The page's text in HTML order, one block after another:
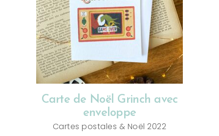
AJOUTER AU PANIER
Carte de Noël Grinch avec
enveloppe
Cartes postales & Noël 2022